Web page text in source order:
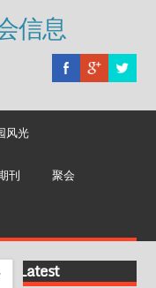
信息
风光
刊 聚会
Latest